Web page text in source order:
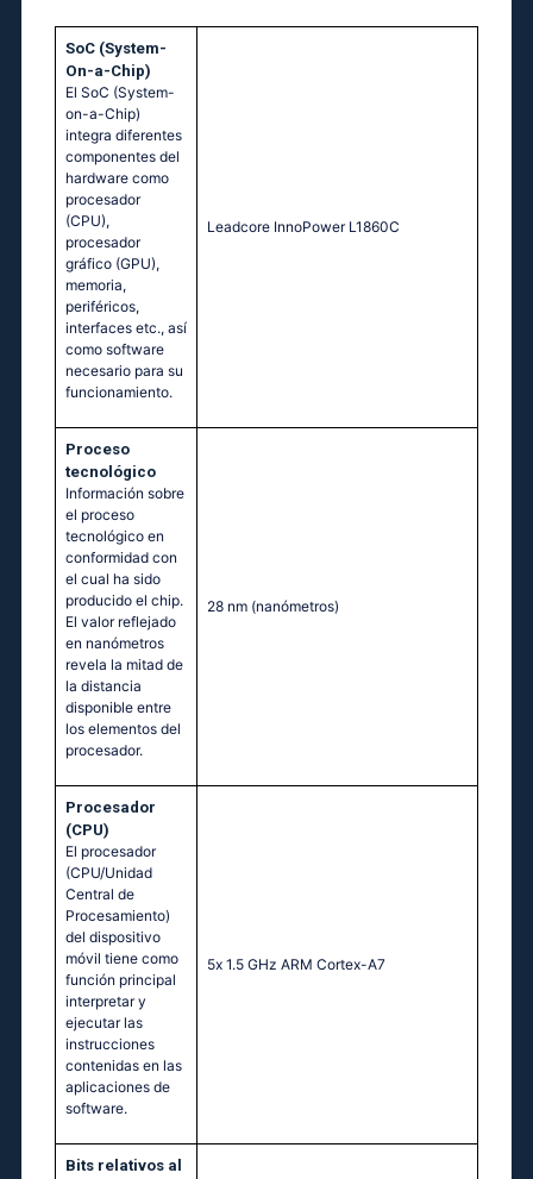
SoC (System-
On-a-Chip)
El SoC (System-
on-a-Chip)
integra diferentes
componentes del
hardware como
procesador
(CPU),
procesador
gráfico (GPU),
memoria,
periféricos,
interfaces etc., así
como software
necesario para su
funcionamiento.
Lеаdсоrе ΙnnоРоwеr L1860С
Proceso
tecnológico
Información sobre
el proceso
tecnológico en
conformidad con
el cual ha sido
producido el chip.
El valor reflejado
en nanómetros
revela la mitad de
la distancia
disponible entre
los elementos del
procesador.
28 nm (nanómetros)
Procesador
(CPU)
El procesador
(CPU/Unidad
Central de
Procesamiento)
del dispositivo
móvil tiene como
función principal
interpretar y
ejecutar las
instrucciones
contenidas en las
aplicaciones de
software.
5х 1.5 GНz АRМ Соrtех-А7
Bits relativos al